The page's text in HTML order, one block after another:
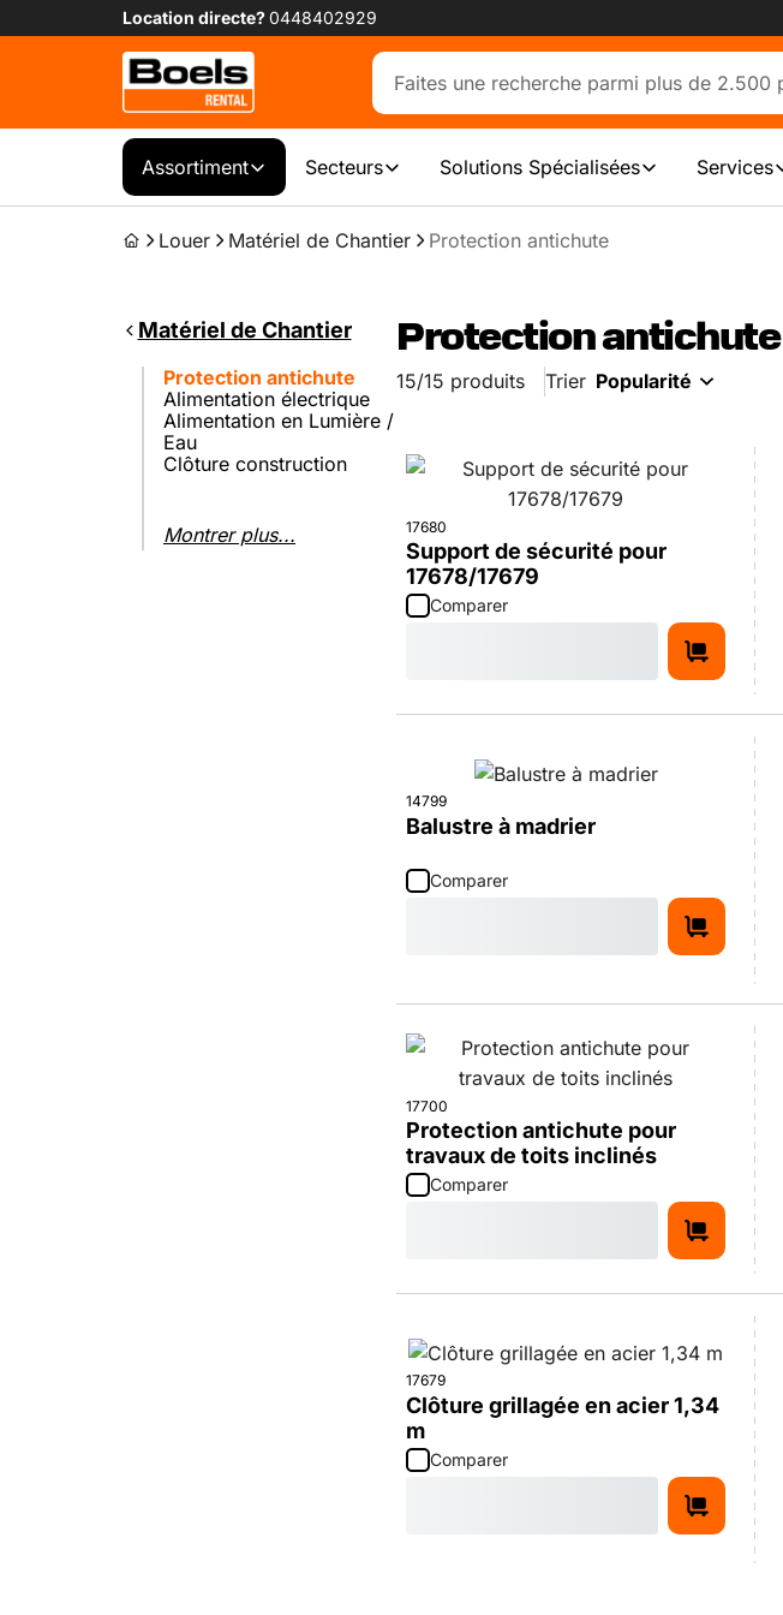
Location directe?0448402929
Assortiment Secteurs Solutions Spécialisées Services
Louer Matériel de Chantier Protection antichute
Protection antichute
15/15 produits Trier Popularité
17680
Support de sécurité pour
17678/17679
Comparer
14799
Balustre à madrier
Comparer
17700
Protection antichute pour
travaux de toits inclinés
Comparer
17679
Clôture grillagée en acier 1,34
m
Comparer
Matériel de Chantier
Protection antichute
Alimentation électrique
Alimentation en Lumière /
Eau
Clôture construction
Montrer plus...